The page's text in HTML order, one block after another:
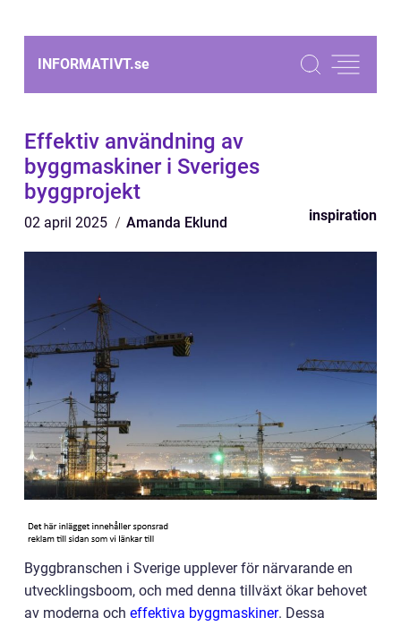
INFORMATIVT.se
Effektiv användning av
byggmaskiner i Sveriges
byggprojekt
02 april 2025 Amanda Eklund inspiration
Byggbranschen i Sverige upplever för närvarande en
utvecklingsboom, och med denna tillväxt ökar behovet
av moderna och effektiva byggmaskiner. Dessa